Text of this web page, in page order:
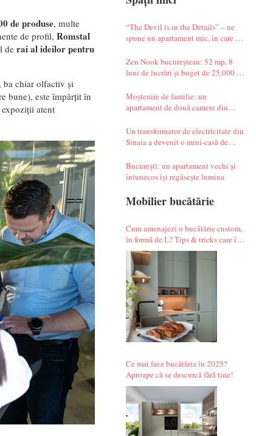
“The Devil is in the Details” – ne
spune un apartament mic, în care te
Zen Nook bucureștean: 52 mp, 8
luni de lucrări și buget de 25.000 de
Moștenire de familie: un
apartament de două camere din
Un transformator de electricitate din
Sinaia a devenit o mini-casă de
București: un apartament vechi și
întunecos își regăsește lumina
Mobilier bucătărie
Cum amenajezi o bucătărie custom,
în formă de L? Tips & tricks care îți
fac alegerile mai simple.
Ce mai face bucătăria în 2025?
Aproape că se descurcă fără tine!
de produse, multe
de profil, Romstal
de rai al ideilor pentru
ba chiar olfactiv și
bune), este împărțit în
atent